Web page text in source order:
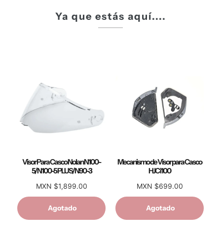
Ya que estás aquí....
Visor Para Casco Nolan N100-
5/N100-5 PLUS/N90-3
MXN $1,899.00
Agotado
Mecanismo de Visor para Casco
HJC i100
MXN $699.00
Agotado